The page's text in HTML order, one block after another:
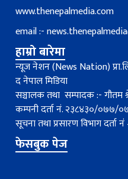
www.thenepalmedia.com
email :-
हाम्रो बारेमा
न्यूज नेशन (News Nation)
द नेपाल मिडिया
सञ्चालक तथा सम्पादक :- गौतम
कम्पनी दर्ता नं. २३८४३०/०७७/
सूचना तथा प्रसारण विभाग
फेसबुक पेज